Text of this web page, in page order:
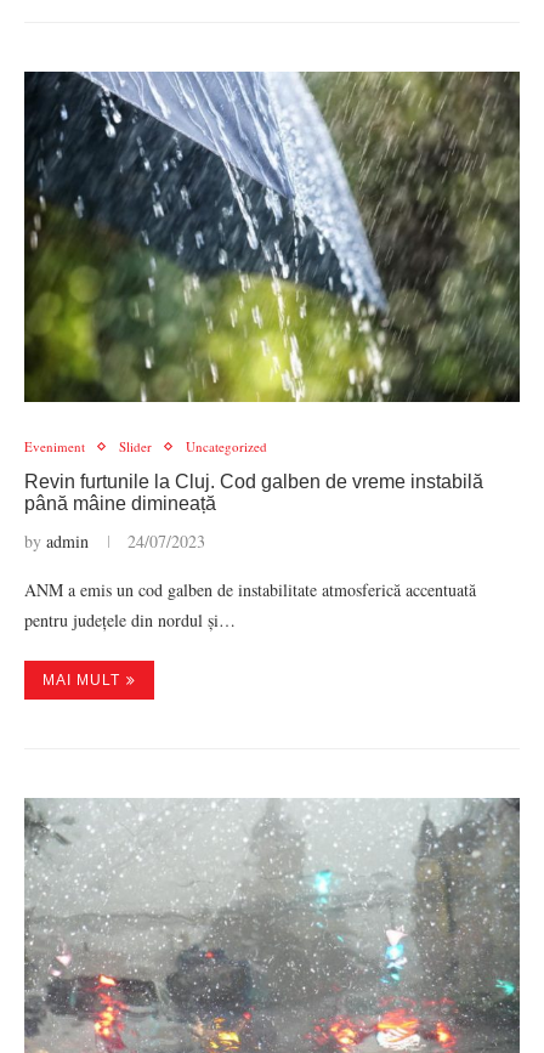
Eveniment Slider Uncategorized
Revin furtunile la Cluj. Cod galben de vreme instabilă
până mâine dimineață
by admin 24/07/2023
ANM a emis un cod galben de instabilitate atmosferică accentuată
pentru județele din nordul și…
MAI MULT